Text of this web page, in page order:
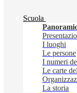
Scuola
I luoghi
Le persone
I numeri
Le carte
La storia